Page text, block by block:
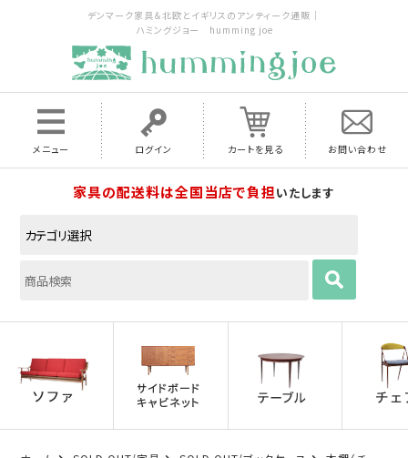
デンマーク家具＆北欧とイギリスのアンティーク通販｜
ハミングジョー humming joe
メニュー ログイン カートを見る お問い合わせ
家具の配送料は全国当店で負担いたします